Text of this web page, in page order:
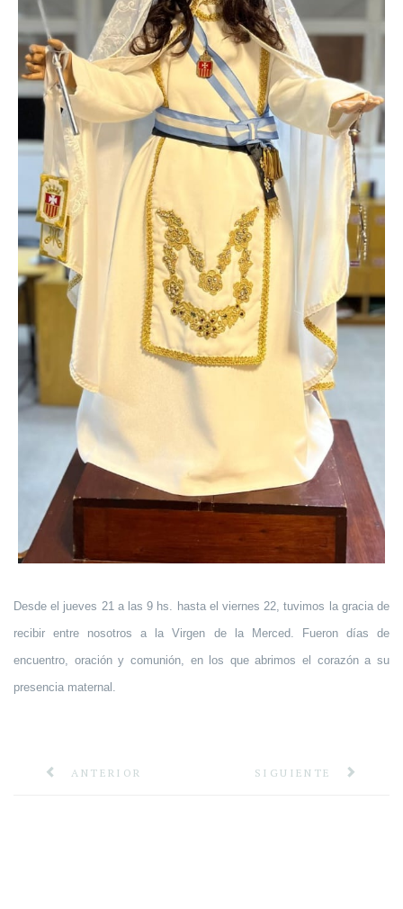
Desde el jueves 21 a las 9 hs. hasta el viernes 22, tuvimos la gracia de
recibir entre nosotros a la Virgen de la Merced. Fueron días de
encuentro, oración y comunión, en los que abrimos el corazón a su
presencia maternal.
ANTERIOR SIGUIENTE